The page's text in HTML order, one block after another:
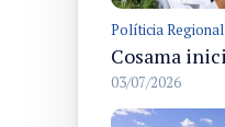
Políticia Regional
03/07/2026